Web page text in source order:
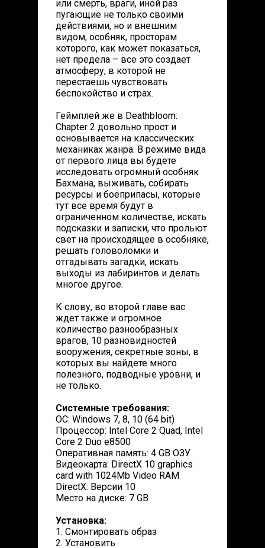
или смерть, враги, иной раз
пугающие не только своими
действиями, но и внешним
видом, особняк, просторам
которого, как может показаться,
нет предела – все это создает
атмосферу, в которой не
перестаешь чувствовать
беспокойство и страх.
Геймплей же в Deathbloom:
Chapter 2 довольно прост и
основывается на классических
механиках жанра. В режиме вида
от первого лица вы будете
исследовать огромный особняк
Бахмана, выживать, собирать
ресурсы и боеприпасы, которые
тут все время будут в
ограниченном количестве, искать
подсказки и записки, что прольют
свет на происходящее в особняке,
решать головоломки и
отгадывать загадки, искать
выходы из лабиринтов и делать
многое другое.
К слову, во второй главе вас
ждет также и огромное
количество разнообразных
врагов, 10 разновидностей
вооружения, секретные зоны, в
которых вы найдете много
полезного, подводные уровни, и
не только.
Системные требования:
ОС: Windows 7, 8, 10 (64 bit)
Процессор: Intel Core 2 Quad, Intel
Core 2 Duo e8500
Оперативная память: 4 GB ОЗУ
Видеокарта: DirectX 10 graphics
card with 1024Mb Video RAM
DirectX: Версии 10
Место на диске: 7 GB
Установка:
1. Смонтировать образ
2. Установить